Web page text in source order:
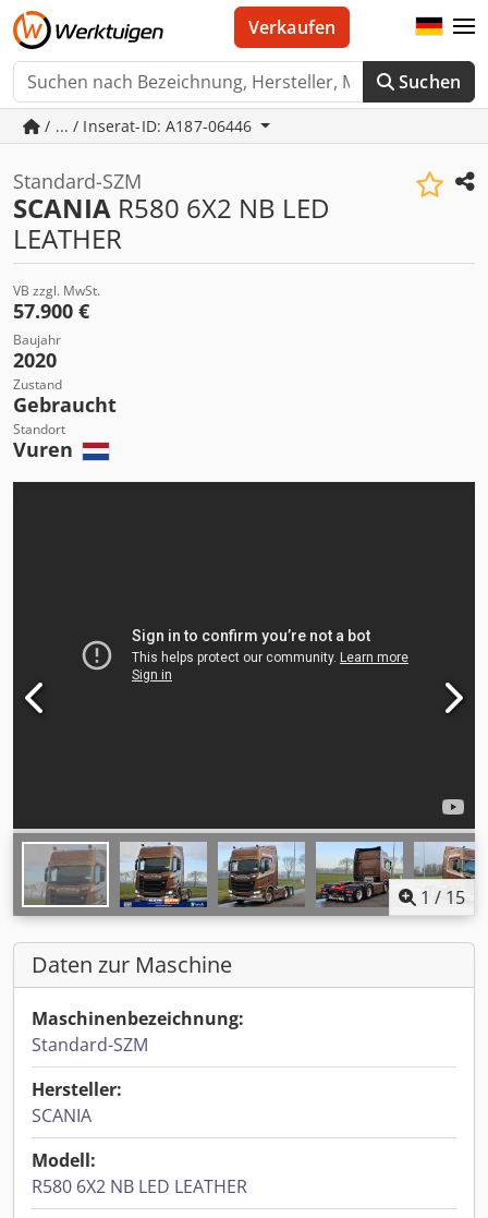
Suchen
Verkaufen
/ ... / Inserat-ID: A187-06446
Standard-SZM
SCANIA R580 6X2 NB LED
LEATHER
VB zzgl. MwSt.
57.900 €
Baujahr
2020
Zustand
Gebraucht
Standort
Vuren
1 / 15
Daten zur Maschine
Maschinenbezeichnung:
Standard-SZM
Hersteller:
SCANIA
Modell:
R580 6X2 NB LED LEATHER